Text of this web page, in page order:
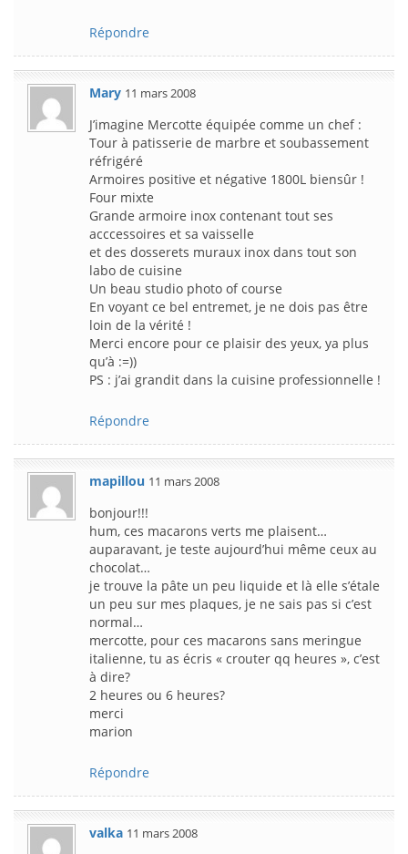
Répondre
Mary 11 mars 2008
J’imagine Mercotte équipée comme un chef :
Tour à patisserie de marbre et soubassement
réfrigéré
Armoires positive et négative 1800L biensûr !
Four mixte
Grande armoire inox contenant tout ses
acccessoires et sa vaisselle
et des dosserets muraux inox dans tout son
labo de cuisine
Un beau studio photo of course
En voyant ce bel entremet, je ne dois pas être
loin de la vérité !
Merci encore pour ce plaisir des yeux, ya plus
qu’à :=))
PS : j’ai grandit dans la cuisine professionnelle !
Répondre
mapillou 11 mars 2008
bonjour!!!
hum, ces macarons verts me plaisent…
auparavant, je teste aujourd’hui même ceux au
chocolat…
je trouve la pâte un peu liquide et là elle s’étale
un peu sur mes plaques, je ne sais pas si c’est
normal…
mercotte, pour ces macarons sans meringue
italienne, tu as écris « crouter qq heures », c’est
à dire?
2 heures ou 6 heures?
merci
marion
Répondre
valka 11 mars 2008